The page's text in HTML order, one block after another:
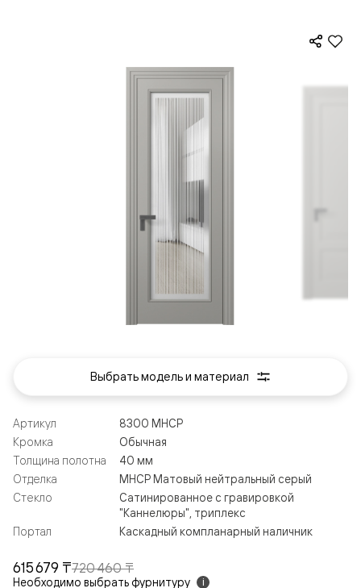
615 679 ₸720 460 ₸
Необходимо выбрать фурнитуру i
Артикул
8300 МНСР
Кромка
Обычная
Толщина полотна
40 мм
Отделка
МНСР Матовый нейтральный серый
Стекло
Сатинированное с гравировкой
"Каннелюры", триплекс
Портал
Каскадный компланарный наличник
Выбрать модель и материал